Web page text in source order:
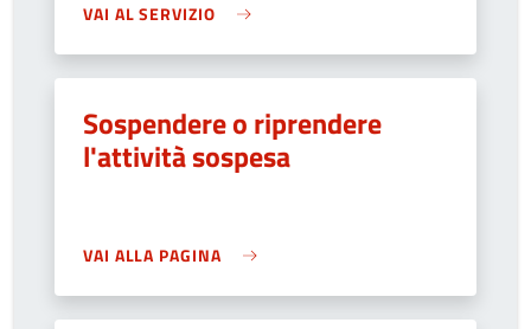
VAI AL SERVIZIO
Sospendere o riprendere
l'attività sospesa
VAI ALLA PAGINA